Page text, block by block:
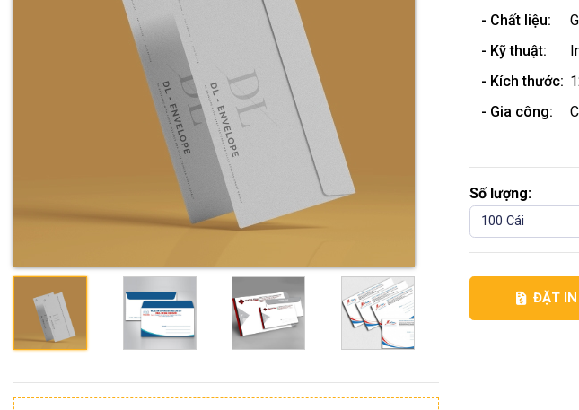
- Chất liệu:
- Kỹ thuật:
- Kích thước:
- Gia công:
Số lượng:
100 Cái
ĐẶT